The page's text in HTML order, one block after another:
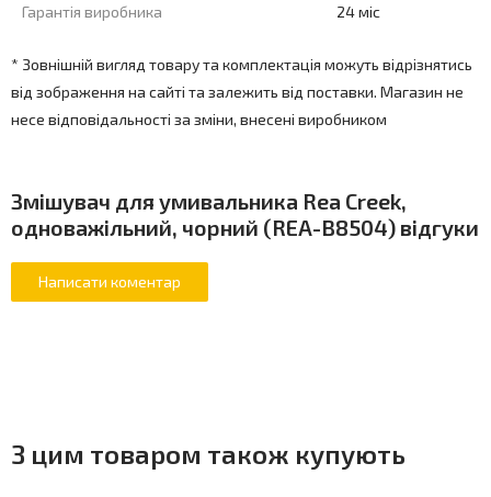
Гарантія виробника 24 міс
* Зовнішній вигляд товару та комплектація можуть відрізнятись
від зображення на сайті та залежить від поставки. Магазин не
несе відповідальності за зміни, внесені виробником
Змішувач для умивальника Rea Creek,
одноважільний, чорний (REA-B8504) відгуки
З цим товаром також купують